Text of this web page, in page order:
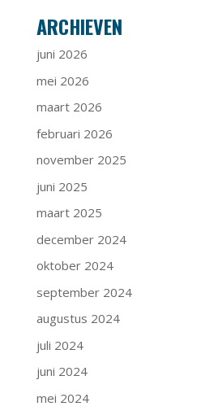
ARCHIEVEN
juni 2026
mei 2026
maart 2026
februari 2026
november 2025
juni 2025
maart 2025
december 2024
oktober 2024
september 2024
augustus 2024
juli 2024
juni 2024
mei 2024